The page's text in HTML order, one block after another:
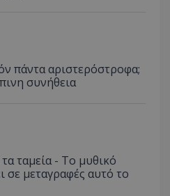
πάντα αριστερόστροφα;
συνήθεια
ταμεία - Το μυθικό
σε μεταγραφές αυτό το